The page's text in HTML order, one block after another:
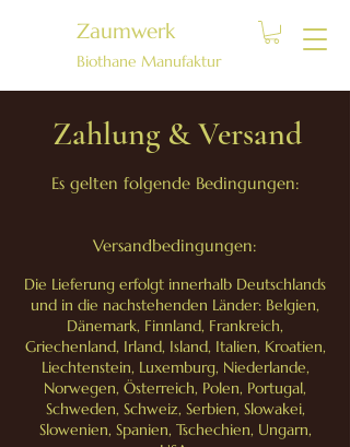
Zaumwerk
Biothane Manufaktur
Es gelten folgende Bedingungen:
Versandbedingungen:
Die Lieferung erfolgt innerhalb Deutschlands
und in die nachstehenden Länder: Belgien,
Dänemark, Finnland, Frankreich,
Griechenland, Irland, Island, Italien, Kroatien,
Liechtenstein, Luxemburg, Niederlande,
Norwegen, Österreich, Polen, Portugal,
Schweden, Schweiz, Serbien, Slowakei,
Slowenien, Spanien, Tschechien, Ungarn,
Zahlung & Versand